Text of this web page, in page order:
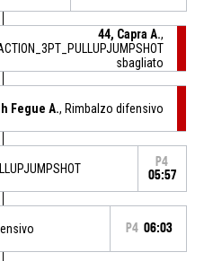
44, Capra A.,
sbagliato
Fegue A., Rimbalzo difensivo
P4
05:57
P4 06:03